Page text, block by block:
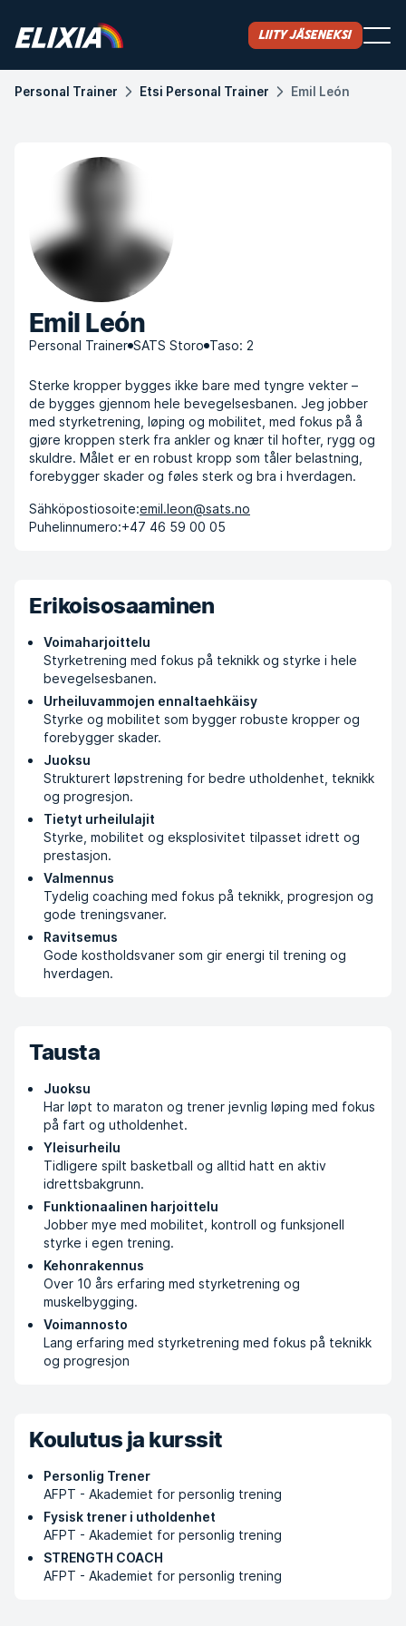
Liity jäseneksi
Personal Trainer Etsi Personal Trainer Emil León
Emil León
Personal Trainer SATS Storo Taso: 2
Sterke kropper bygges ikke bare med tyngre vekter –
de bygges gjennom hele bevegelsesbanen. Jeg jobber
med styrketrening, løping og mobilitet, med fokus på å
gjøre kroppen sterk fra ankler og knær til hofter, rygg og
skuldre. Målet er en robust kropp som tåler belastning,
forebygger skader og føles sterk og bra i hverdagen.
Sähköpostiosoite:emil.leon@sats.no
Puhelinnumero:+47 46 59 00 05
Erikoisosaaminen
Voimaharjoittelu
Styrketrening med fokus på teknikk og styrke i hele
bevegelsesbanen.
Urheiluvammojen ennaltaehkäisy
Styrke og mobilitet som bygger robuste kropper og
forebygger skader.
Juoksu
Strukturert løpstrening for bedre utholdenhet, teknikk
og progresjon.
Tietyt urheilulajit
Styrke, mobilitet og eksplosivitet tilpasset idrett og
prestasjon.
Valmennus
Tydelig coaching med fokus på teknikk, progresjon og
gode treningsvaner.
Ravitsemus
Gode kostholdsvaner som gir energi til trening og
hverdagen.
Tausta
Juoksu
Har løpt to maraton og trener jevnlig løping med fokus
på fart og utholdenhet.
Yleisurheilu
Tidligere spilt basketball og alltid hatt en aktiv
idrettsbakgrunn.
Funktionaalinen harjoittelu
Jobber mye med mobilitet, kontroll og funksjonell
styrke i egen trening.
Kehonrakennus
Over 10 års erfaring med styrketrening og
muskelbygging.
Voimannosto
Lang erfaring med styrketrening med fokus på teknikk
og progresjon
Koulutus ja kurssit
Personlig Trener
AFPT - Akademiet for personlig trening
Fysisk trener i utholdenhet
AFPT - Akademiet for personlig trening
STRENGTH COACH
AFPT - Akademiet for personlig trening